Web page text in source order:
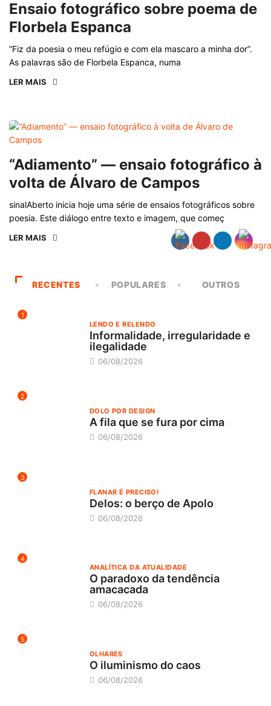
Ensaio fotográfico sobre poema de
Florbela Espanca
“Fiz da poesia o meu refúgio e com ela mascaro a minha dor”.
As palavras são de Florbela Espanca, numa
LER MAIS
“Adiamento” — ensaio fotográfico à
volta de Álvaro de Campos
sinalAberto inicia hoje uma série de ensaios fotográficos sobre
poesia. Este diálogo entre texto e imagem, que começ
LER MAIS
RECENTES POPULARES OUTROS
1
LENDO E RELENDO
Informalidade, irregularidade e
ilegalidade
06/08/2026
2
DOLO POR DESIGN
A fila que se fura por cima
06/08/2026
3
FLANAR É PRECISO!
Delos: o berço de Apolo
06/08/2026
4
ANALÍTICA DA ATUALIDADE
O paradoxo da tendência
amacacada
06/08/2026
5
OLHARES
O iluminismo do caos
06/08/2026